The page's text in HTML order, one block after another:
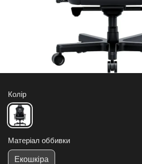
Колір
Матеріал оббивки
Екошкіра